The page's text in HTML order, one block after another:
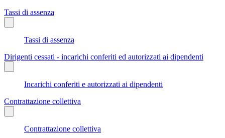
Tassi di assenza
Tassi di assenza
Dirigenti cessati - incarichi conferiti ed autorizzati ai dipendenti
Incarichi conferiti e autorizzati ai dipendenti
Contrattazione collettiva
Contrattazione collettiva